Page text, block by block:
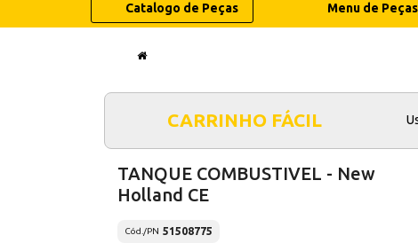
Catalogo de Peças Menu de Peças
CARRINHO FÁCIL
TANQUE COMBUSTIVEL - New
Holland CE
Cód./PN 51508775